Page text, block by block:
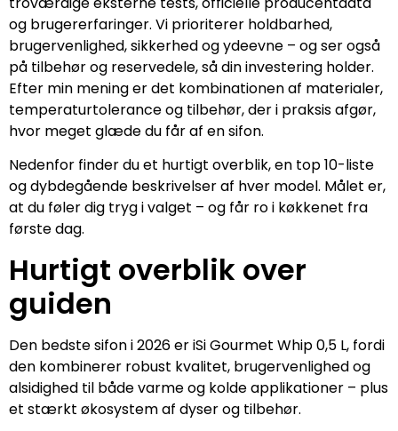
og brugererfaringer. Vi prioriterer holdbarhed,
brugervenlighed, sikkerhed og ydeevne – og ser også
på tilbehør og reservedele, så din investering holder.
Efter min mening er det kombinationen af materialer,
temperaturtolerance og tilbehør, der i praksis afgør,
hvor meget glæde du får af en sifon.
Nedenfor finder du et hurtigt overblik, en top 10-liste
og dybdegående beskrivelser af hver model. Målet er,
at du føler dig tryg i valget – og får ro i køkkenet fra
første dag.
Hurtigt overblik over
guiden
Den bedste sifon i 2026 er iSi Gourmet Whip 0,5 L, fordi
den kombinerer robust kvalitet, brugervenlighed og
alsidighed til både varme og kolde applikationer – plus
et stærkt økosystem af dyser og tilbehør.